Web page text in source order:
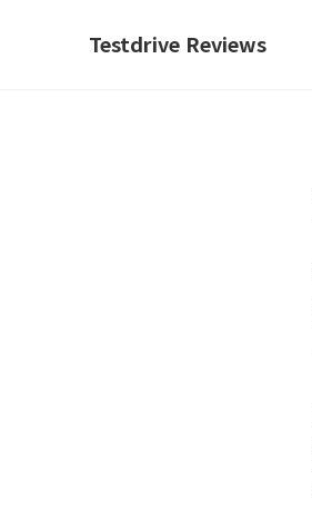
Testdrive Reviews